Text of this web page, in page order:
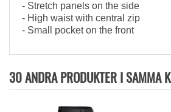
- Stretch panels on the side
- High waist with central zip
- Small pocket on the front
30 ANDRA PRODUKTER I SAMMA